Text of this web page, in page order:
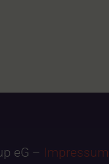
eG – Impressum